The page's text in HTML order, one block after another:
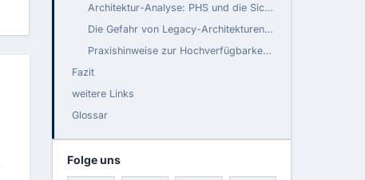
Architektur-Analyse: PHS und die Sicherheit von Identitäts-Tokens
Die Gefahr von Legacy-Architekturen: Warum AD FS ein Sicherheitsrisiko darstellt
Praxishinweise zur Hochverfügbarkeit und Versions-Drift
Fazit
weitere Links
Glossar
Folge uns